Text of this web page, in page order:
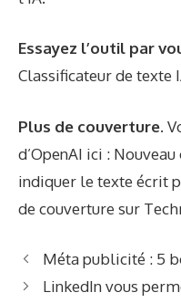
Essayez l’outil par
Classificateur de texte
Plus de couverture.
d’OpenAI ici : Nouveau
indiquer le texte écrit
de couverture sur
Méta publicité : 5
LinkedIn vous